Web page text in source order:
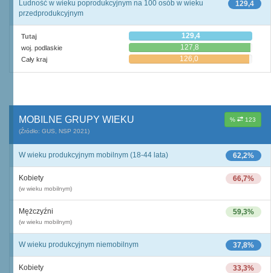
129,4
Ludność w wieku poprodukcyjnym na 100 osób w wieku
przedprodukcyjnym
Tutaj 129,4
woj. podlaskie 127,8
Cały kraj 126,0
% 123
MOBILNE GRUPY WIEKU
(Źródło: GUS, NSP 2021)
62,2%
W wieku produkcyjnym mobilnym (18-44 lata)
66,7%
Kobiety
(w wieku mobilnym)
59,3%
Mężczyźni
(w wieku mobilnym)
37,8%
W wieku produkcyjnym niemobilnym
33,3%
Kobiety